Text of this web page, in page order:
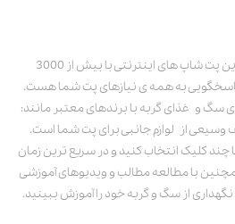
پت استور به عنوان یکی از قدیمی‌ترین پت شاپ های اینترنتی با بیش از 3000
پاسخگویی به همه ی نیازهای پت شما هست.
سگ و غذای گربه با برندهای معتبر مانند:
وسیعی از لوازم جانبی برای پت شما است.
چند کلیک انتخاب کنید و در سریع ترین زمان
با مطالعه مطالب و ویدیوهای آموزشی
از سگ و گربه خود را آموزش ببینید.